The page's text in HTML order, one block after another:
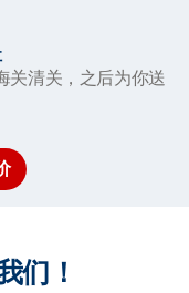
关清关，之后为你送
们！